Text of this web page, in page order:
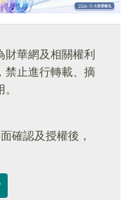
財華網及相關權利
禁止進行轉載、摘
確認及授權後，